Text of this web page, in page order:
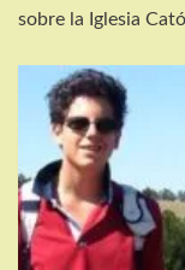
sobre la Iglesia